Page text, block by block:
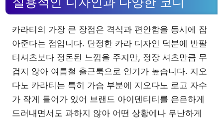
카라티의 가장 큰 장점은 격식과 편안함을 동시에 잡
아준다는 점입니다. 단정한 카라 디자인 덕분에 반팔
티셔츠보다 정돈된 느낌을 주지만, 정장 셔츠만큼 무
겁지 않아 여름철 출근룩으로 인기가 높습니다. 지오
다노 카라티는 특히 가슴 부분에 지오다노 로고 자수
가 작게 들어가 있어 브랜드 아이덴티티를 은은하게
드러내면서도 과하지 않아 어떤 상황에나 무난하게